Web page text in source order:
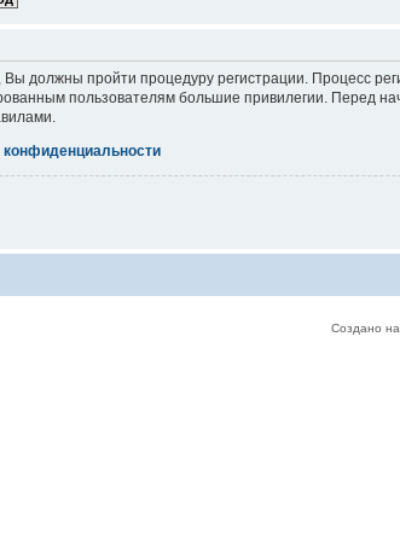
должны пройти процедуру регистрации. Процесс
пользователям большие привилегии. Перед
Создано